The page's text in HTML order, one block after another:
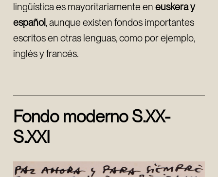
lingüística es mayoritariamente en euskera y
español, aunque existen fondos importantes
escritos en otras lenguas, como por ejemplo,
inglés y francés.
Fondo moderno S.XX-
S.XXI